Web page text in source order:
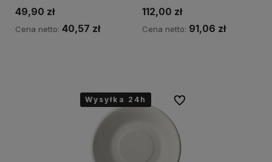
49,90 zł
Cena netto: 40,57 zł
112,00 zł
Cena netto: 91,06 zł
Wysyłka 24h
Wysyłka 24h
Wysyłka 24h Do ulubionych